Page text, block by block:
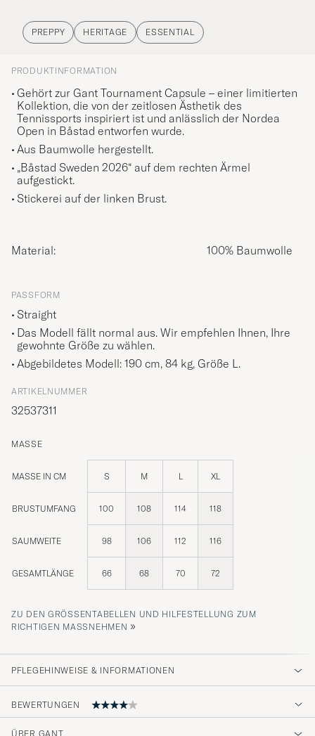
PREPPY HERITAGE ESSENTIAL
PRODUKTINFORMATION
Gehört zur Gant Tournament Capsule – einer limitierten
Kollektion, die von der zeitlosen Ästhetik des
Tennissports inspiriert ist und anlässlich der Nordea
Open in Båstad entworfen wurde.
Aus Baumwolle hergestellt.
„Båstad Sweden 2026“ auf dem rechten Ärmel
aufgestickt.
Stickerei auf der linken Brust.
Material: 100% Baumwolle
PASSFORM
Straight
Das Modell fällt normal aus. Wir empfehlen Ihnen, Ihre
gewohnte Größe zu wählen.
Abgebildetes Modell: 190 cm, 84 kg, Größe L.
ARTIKELNUMMER
32537311
MASSE
MASSE IN CM S M L XL
BRUSTUMFANG 100 108 114 118
SAUMWEITE 98 106 112 116
GESAMTLÄNGE 66 68 70 72
ZU DEN GRÖSSENTABELLEN UND HILFESTELLUNG ZUM R
ICHTIGEN MASSNEHMEN
»
PFLEGEHINWEISE & INFORMATIONEN
BEWERTUNGEN
ÜBER GANT